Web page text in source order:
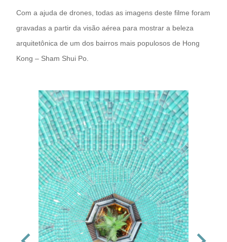
Com a ajuda de drones, todas as imagens deste filme foram
gravadas a partir da visão aérea para mostrar a beleza
arquitetônica de um dos bairros mais populosos de Hong
Kong – Sham Shui Po.